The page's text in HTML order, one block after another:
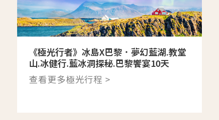
《極光行者》冰島X巴黎．夢幻藍湖.教堂
山.冰健行.藍冰洞探秘.巴黎饗宴10天
查看更多極光行程 >